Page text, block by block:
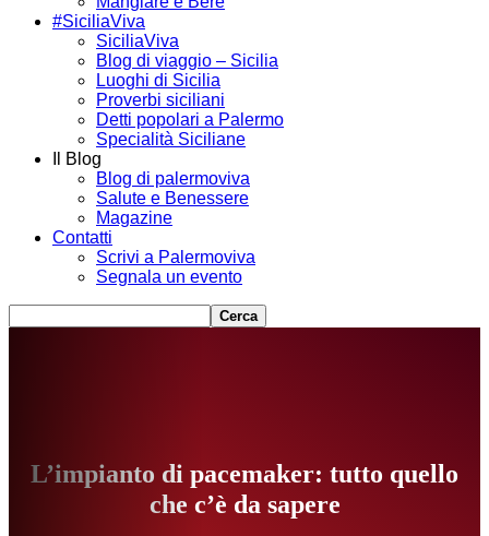
#SiciliaViva
SiciliaViva
Blog di viaggio – Sicilia
Luoghi di Sicilia
Proverbi siciliani
Detti popolari a Palermo
Specialità Siciliane
Il Blog
Blog di palermoviva
Salute e Benessere
Magazine
Contatti
Scrivi a Palermoviva
Segnala un evento
L’impianto di pacemaker: tutto quello
che c’è da sapere